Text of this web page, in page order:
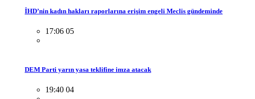
İHD’nin kadın hakları raporlarına erişim engeli Meclis gündeminde
17:06 05
DEM Parti yarın yasa teklifine imza atacak
19:40 04